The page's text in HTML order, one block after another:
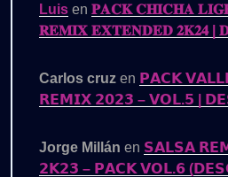
Luis en 𝐏𝐀𝐂𝐊 𝐂𝐇𝐈𝐂𝐇𝐀
𝐑𝐄𝐌𝐈𝐗 𝐄𝐗𝐓𝐄𝐍𝐃𝐄𝐃 𝟐𝐊𝟐𝟒 |
Carlos cruz en 𝗣𝗔𝗖𝗞
𝗥𝗘𝗠𝗜𝗫 𝟮𝟬𝟮𝟯 – 𝗩𝗢𝗟.𝟱 |
Jorge Millán en 𝗦𝗔𝗟𝗦𝗔
𝟮𝗞𝟮𝟯 – 𝗣𝗔𝗖𝗞 𝗩𝗢𝗟.𝟲